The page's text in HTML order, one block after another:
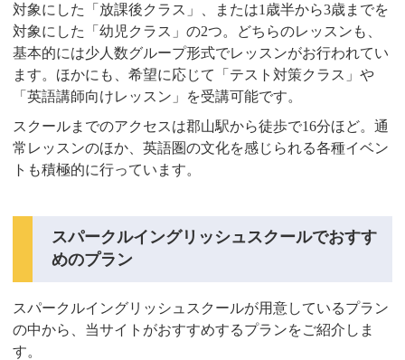
対象にした「放課後クラス」、または1歳半から3歳までを
対象にした「幼児クラス」の2つ。どちらのレッスンも、
基本的には少人数グループ形式でレッスンがお行われてい
ます。ほかにも、希望に応じて「テスト対策クラス」や
「英語講師向けレッスン」を受講可能です。
スクールまでのアクセスは郡山駅から徒歩で16分ほど。通
常レッスンのほか、英語圏の文化を感じられる各種イベン
トも積極的に行っています。
スパークルイングリッシュスクールでおすす
めのプラン
スパークルイングリッシュスクールが用意しているプラン
の中から、当サイトがおすすめするプランをご紹介しま
す。